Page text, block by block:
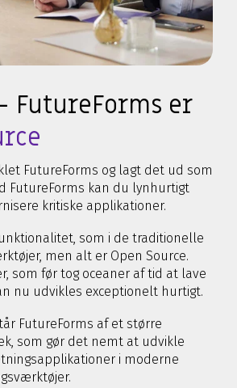
FutureForms er
FutureForms og lagt det ud som
FutureForms kan du lynhurtigt
kritiske applikationer.
som i de traditionelle
men alt er Open Source.
som før tog oceaner af tid at lave
nu udvikles exceptionelt hurtigt.
FutureForms af et større
som gør det nemt at udvikle
i moderne